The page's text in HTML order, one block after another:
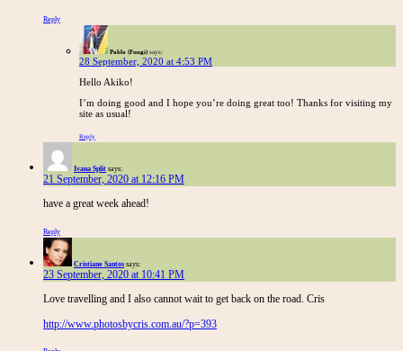
Reply
Pablo (Fungi) says:
28 September, 2020 at 4:53 PM
Hello Akiko!
I’m doing good and I hope you’re doing great too! Thanks for visiting my
site as usual!
Reply
Ivana Split says:
21 September, 2020 at 12:16 PM
have a great week ahead!
Reply
Cristiane Santos says:
23 September, 2020 at 10:41 PM
Love travelling and I also cannot wait to get back on the road. Cris
http://www.photosbycris.com.au/?p=393